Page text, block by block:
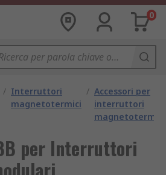
0
/ Interruttori
magnetotermici
/ Accessori per
interruttori
magnetotermici
per Interruttori